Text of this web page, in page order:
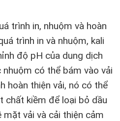
trình in, nhuộm và hoàn
trình in và nhuộm, kali
độ pH của dung dịch
có thể bám vào vải
hoàn thiện vải, nó có thể
kiềm để loại bỏ dầu
vải và cải thiện cảm